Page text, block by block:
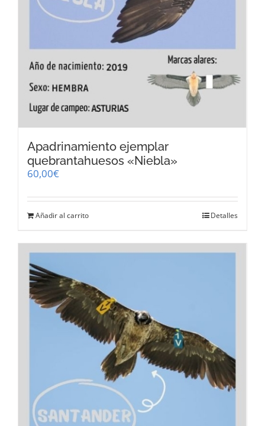
Apadrinamiento ejemplar
quebrantahuesos «Niebla»
60,00€
Añadir al carrito Detalles